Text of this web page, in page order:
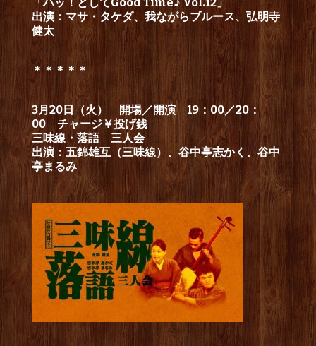
出演：マサ・タケダ、我ながらブルース、弘明寺
健太
＊＊＊＊＊
3月20日（火） 開場／開演 19：00／20：
00 チャージ￥投げ銭
三味線・落語 三人会
出演：五錦雄互（三味線）、谷中亭志かく、谷中
亭まるみ